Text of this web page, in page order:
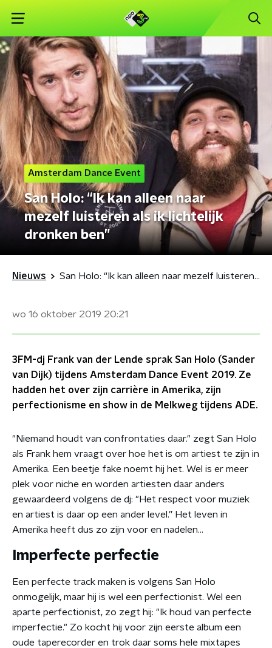
Amsterdam Dance Event
San Holo: “Ik kan alleen naar
mezelf luisteren als ik lichtelijk
dronken ben”
Nieuws San Holo: “Ik kan alleen naar mezelf luisteren als ik lichtelijk dronken ben”
wo 16 oktober 2019 20:21
3FM-dj Frank van der Lende sprak San Holo (Sander
van Dijk) tijdens Amsterdam Dance Event 2019. Ze
hadden het over zijn carrière in Amerika, zijn
perfectionisme en show in de Melkweg tijdens ADE.
"Niemand houdt van confrontaties daar." zegt San Holo
als Frank hem vraagt over hoe het is om artiest te zijn in
Amerika. Een beetje fake noemt hij het. Wel is er meer
plek voor niche en worden artiesten daar anders
gewaardeerd volgens de dj: "Het respect voor muziek
en artiest is daar op een ander level.” Het leven in
Amerika heeft dus zo zijn voor en nadelen...
Imperfecte perfectie
Een perfecte track maken is volgens San Holo
onmogelijk, maar hij is wel een perfectionist. Wel een
aparte perfectionist, zo zegt hij: "Ik houd van perfecte
imperfectie." Zo kocht hij voor zijn eerste album een
oude taperecorder en trok daar soms hele mixtapes